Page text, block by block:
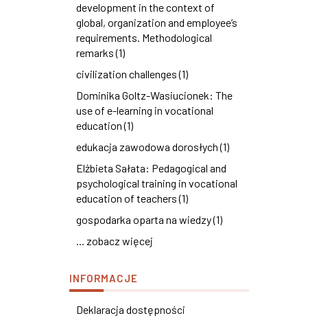
development in the context of
global, organization and employee’s
requirements. Methodological
remarks (1)
civilization challenges (1)
Dominika Goltz-Wasiucionek: The
use of e-learning in vocational
education (1)
edukacja zawodowa dorosłych (1)
Elżbieta Sałata: Pedagogical and
psychological training in vocational
education of teachers (1)
gospodarka oparta na wiedzy (1)
... zobacz więcej
INFORMACJE
Deklaracja dostępności